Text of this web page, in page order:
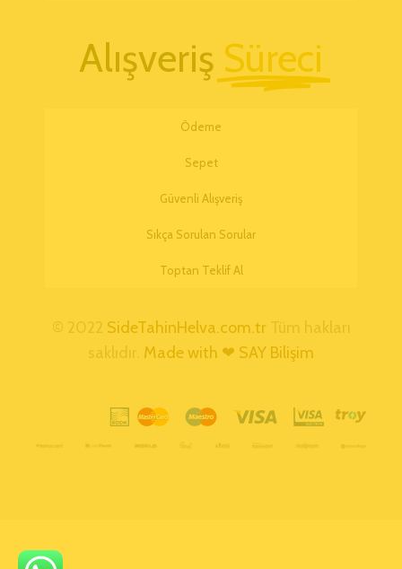
Alışveriş Süreci
Ödeme
Sepet
Güvenli Alışveriş
Sıkça Sorulan Sorular
Toptan Teklif Al
© 2022 SideTahinHelva.com.tr Tüm hakları
saklıdır. Made with ❤ SAY Bilişim